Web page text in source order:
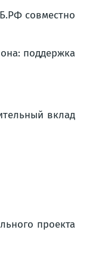
совместно
поддержка
вклад
проекта